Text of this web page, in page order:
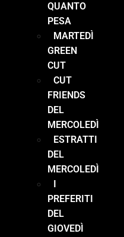
QUANTO
PESA
MARTEDÌ
GREEN
CUT
CUT
FRIENDS
DEL
MERCOLEDÌ
ESTRATTI
DEL
MERCOLEDÌ
I
PREFERITI
DEL
GIOVEDÌ